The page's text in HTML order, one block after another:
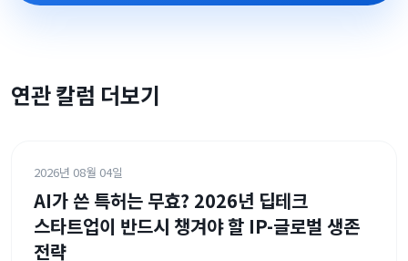
연관 칼럼 더보기
2026년 08월 04일
AI가 쓴 특허는 무효? 2026년 딥테크
스타트업이 반드시 챙겨야 할 IP-글로벌 생존
전략